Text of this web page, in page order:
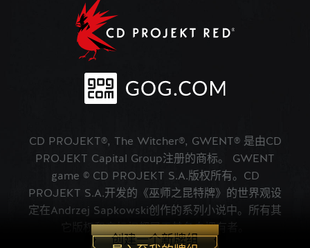
创建一个新牌组
CD PROJEKT®, The Witcher®, GWENT® 是由CD
PROJEKT Capital Group注册的商标。 GWENT
game © CD PROJEKT S.A.版权所有。CD
PROJEKT S.A.开发的《巫师之昆特牌》的世界观设
定在Andrzej Sapkowski创作的系列小说中。所有其
它版权和商标权都属于其各自拥有者。